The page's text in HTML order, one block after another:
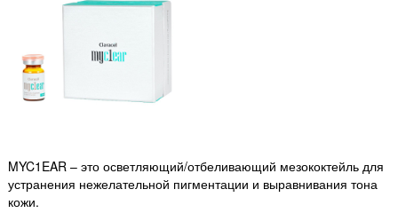
MYC1EAR – это осветляющий/отбеливающий мезококтейль для
устранения нежелательной пигментации и выравнивания тона
кожи.